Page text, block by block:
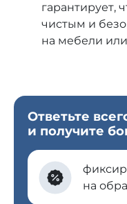
гарантирует,
чистым и
на мебели или
Ответьте
и получите
на